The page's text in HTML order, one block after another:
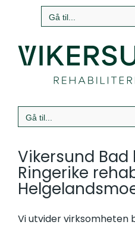
Gå til...
Gå til...
Vikersund
Ringerike
Vi utvider virksomheten